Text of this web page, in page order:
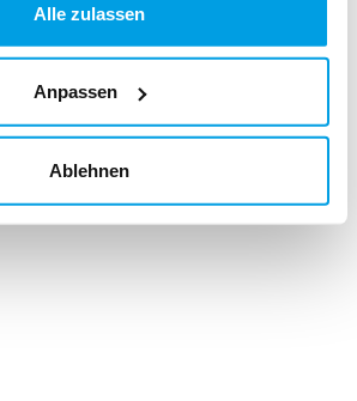
Alle zulassen
Anpassen
Ablehnen